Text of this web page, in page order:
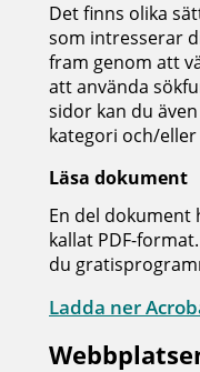
Det finns olika
som intresserar
fram genom att
att använda
sidor kan du
kategori och/eller
Läsa dokument
En del dokument
kallat PDF-
du
Ladda ner